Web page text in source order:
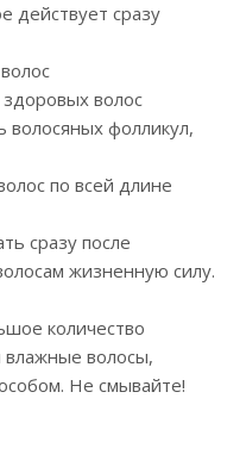
действует сразу
волос
фолликул,
по всей длине
сразу после
жизненную силу.
количество
влажные волосы,
Не смывайте!